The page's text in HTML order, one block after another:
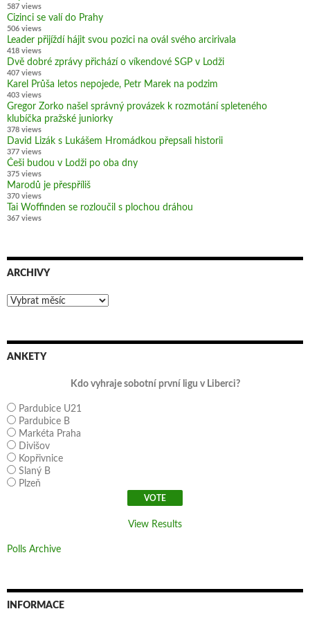
587 views
Cizinci se valí do Prahy
506 views
Leader přijíždí hájit svou pozici na ovál svého arcirivala
418 views
Dvě dobré zprávy přichází o víkendové SGP v Lodži
407 views
Karel Průša letos nepojede, Petr Marek na podzim
403 views
Gregor Zorko našel správný provázek k rozmotání spleteného
klubíčka pražské juniorky
378 views
David Lizák s Lukášem Hromádkou přepsali historii
377 views
Češi budou v Lodži po oba dny
375 views
Marodů je přespříliš
370 views
Tai Woffinden se rozloučil s plochou dráhou
367 views
ARCHIVY
Archivy
ANKETY
Kdo vyhraje sobotní první ligu v Liberci?
Pardubice U21
Pardubice B
Markéta Praha
Divišov
Kopřivnice
Slaný B
Plzeň
View Results
Polls Archive
INFORMACE